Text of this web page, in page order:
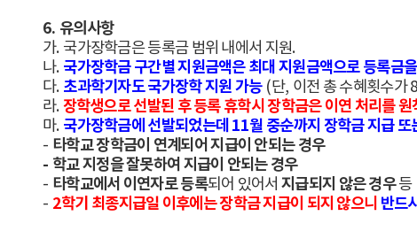
6. 유의사항
가. 국가장학금은 등록금 범위 내에서 지원.
나. 국가장학금 구간별 지원금액은 최대 지원금액으로 등록금
다. 초과학기자도 국가장학 지원 가능 (단, 이전 총 수혜횟수가8
라.장학생으로 선발된 후 등록 휴학시 장학금은 이연 처리를 원
마. 국가장학금에 선발되었는데 11월 중순까지 장학금 지급
- 타학교 장학금이 연계되어 지급이 안되는 경우
- 학교 지정을 잘못하여 지급이 안되는 경우
- 타학교에서 이연자로 등록되어 있어서지급되지 않은 경우등
- 2학기 최종지급일 이후에는 장학금 지급이 되지 않으니 반드